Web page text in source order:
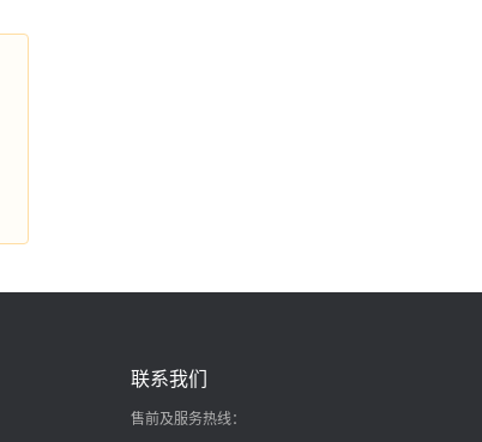
联系我们
售前及服务热线：